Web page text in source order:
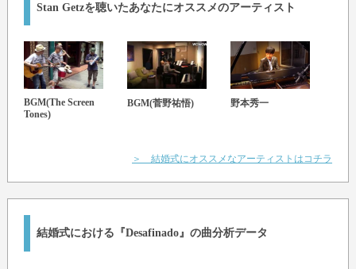
Stan Getzを聴いたあなたにオススメのアーティスト
BGM(The Screen
Tones)
BGM(菅野祐悟) 野本秀一
＞ 結婚式にオススメなアーティストはコチラ
結婚式における『Desafinado』の曲分析データ